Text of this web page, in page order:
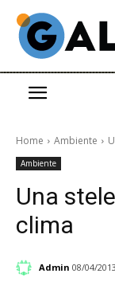
Home Ambiente
Ambiente
Una
clima
Admin 08/04/2013